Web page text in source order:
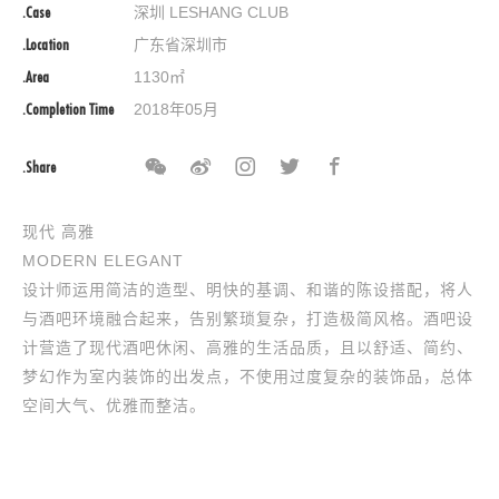
.Case 深圳 LESHANG CLUB
.Location 广东省深圳市
.Area 1130㎡
.Completion Time 2018年05月
.Share
现代 高雅
MODERN ELEGANT
设计师运用简洁的造型、明快的基调、和谐的陈设搭配，将人
与酒吧环境融合起来，告别繁琐复杂，打造极简风格。酒吧设
计营造了现代酒吧休闲、高雅的生活品质，且以舒适、简约、
梦幻作为室内装饰的出发点，不使用过度复杂的装饰品，总体
空间大气、优雅而整洁。